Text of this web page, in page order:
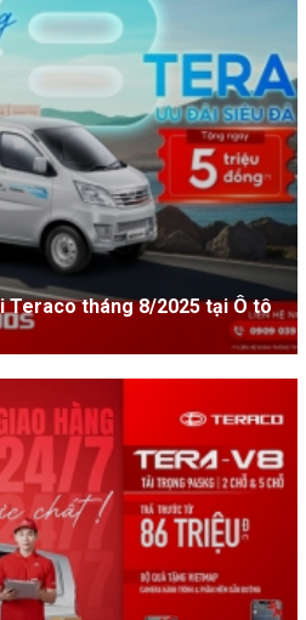
Teraco tháng 8/2025 tại Ô tô